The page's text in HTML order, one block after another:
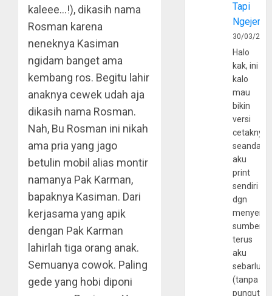
kaleee…!), dikasih nama
Rosman karena
neneknya Kasiman
ngidam banget ama
kembang ros. Begitu lahir
anaknya cewek udah aja
dikasih nama Rosman.
Nah, Bu Rosman ini nikah
ama pria yang jago
betulin mobil alias montir
namanya Pak Karman,
bapaknya Kasiman. Dari
kerjasama yang apik
dengan Pak Karman
lahirlah tiga orang anak.
Semuanya cowok. Paling
gede yang hobi diponi
Tapi
30/03/
Halo
kak, ini
kalo
mau
bikin
versi
cetaknya
aku
print
sendiri
dgn
sumber
terus
aku
(tanpa